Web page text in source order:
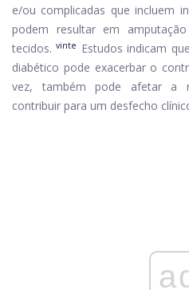
e/ou complicadas que incluem
podem resultar em
tecidos. vinte Estudos indicam
diabético pode exacerbar o
vez, também pode afetar a
contribuir para um desfecho